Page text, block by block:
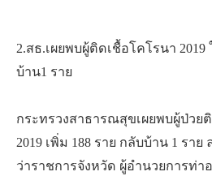
2.สธ.เผยพบผู้ติดเชื้อโคโรนา 2019
บ้าน1 ราย
กระทรวงสาธารณสุขเผยพบผู้ป่วย
2019 เพิ่ม 188 ราย กลับบ้าน 1 รา
ว่าราชการจังหวัด ผู้อำนวยการท่